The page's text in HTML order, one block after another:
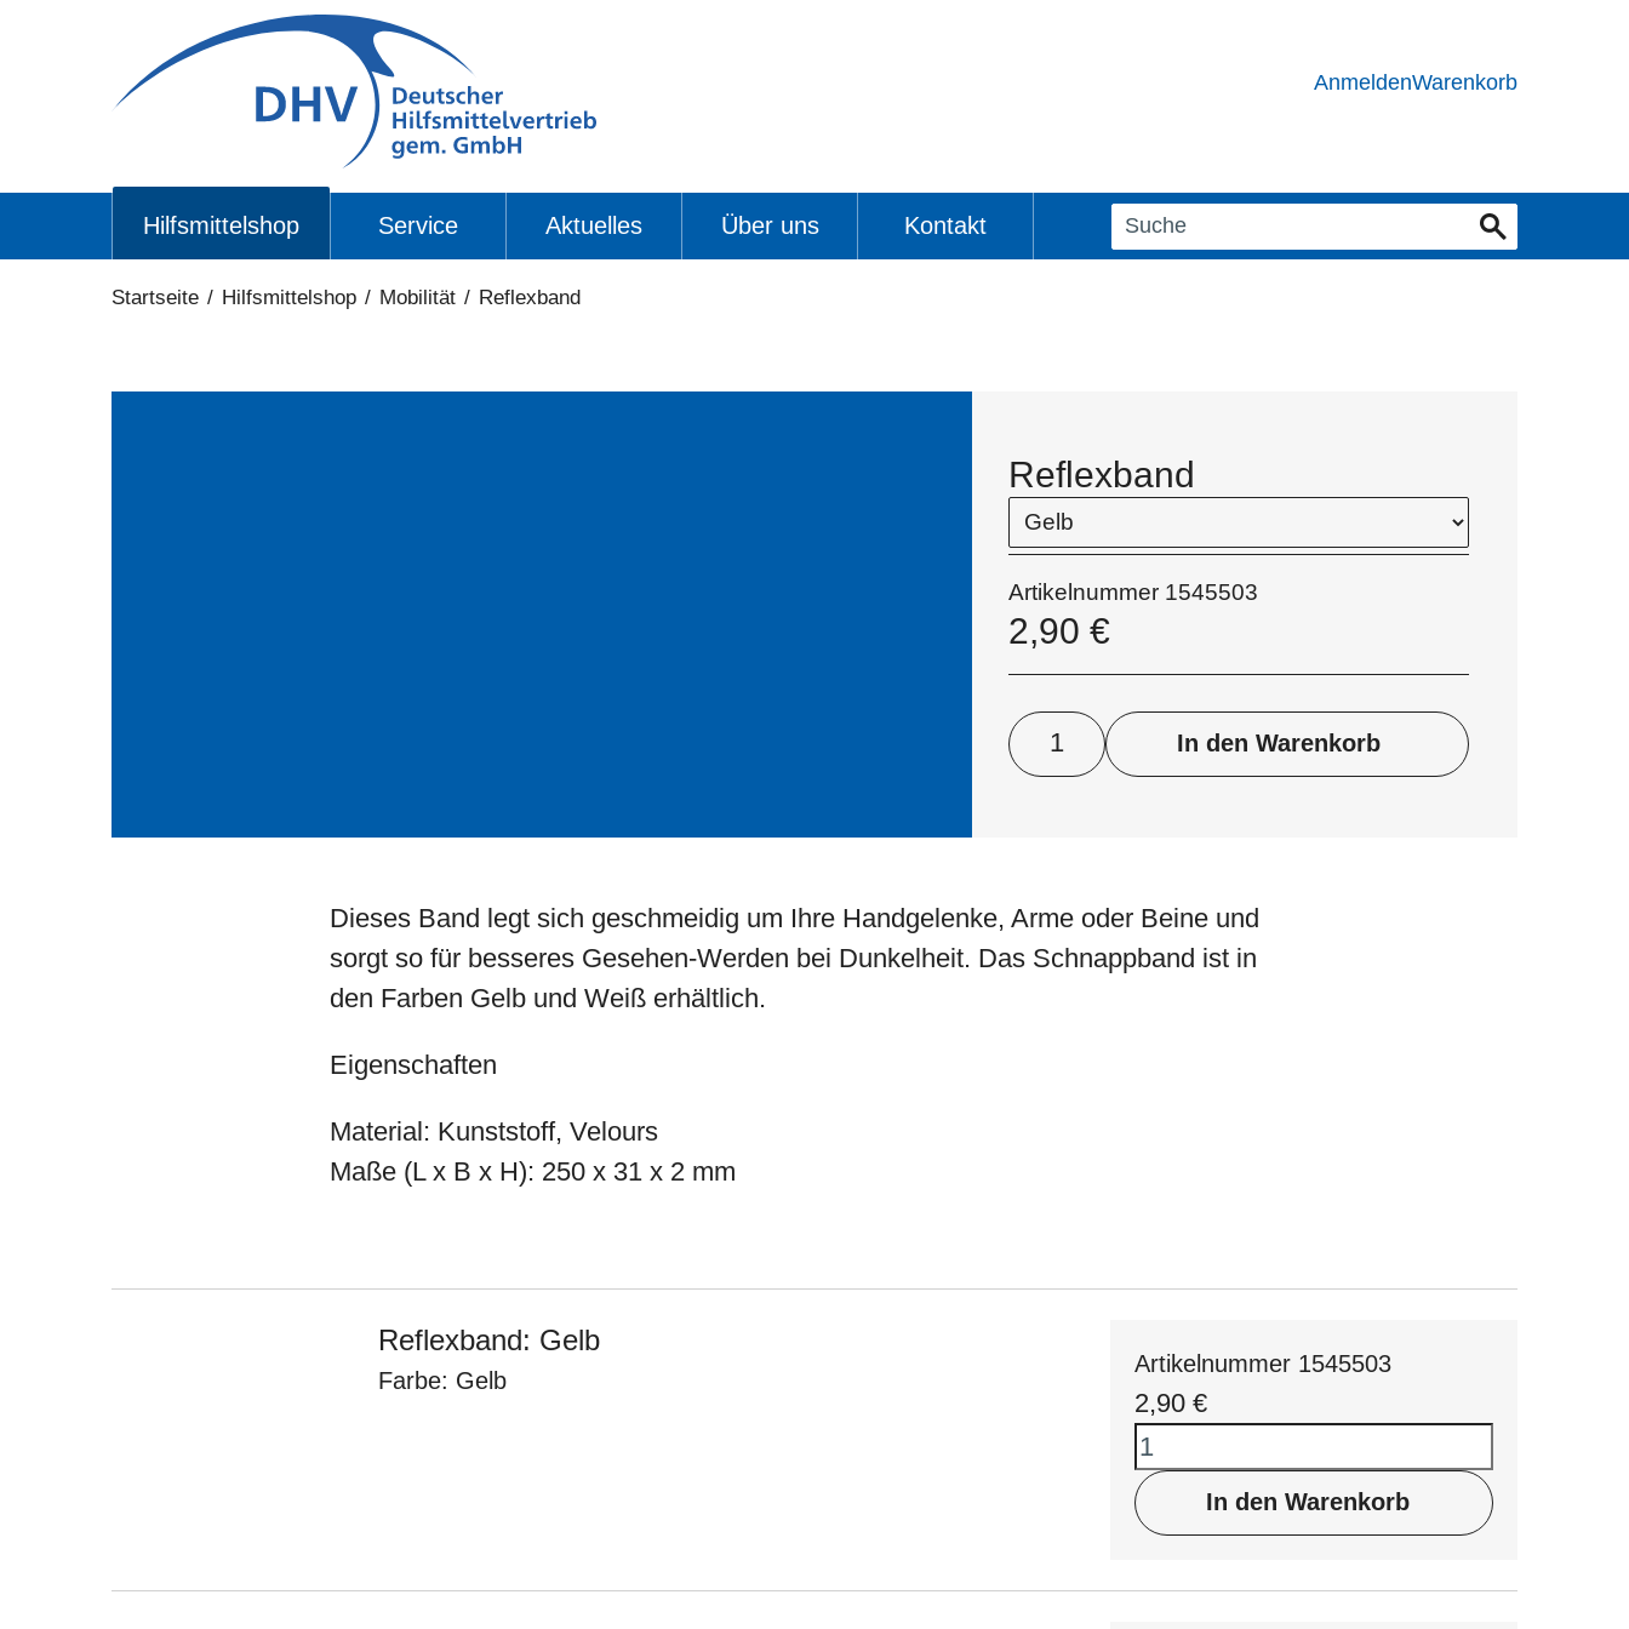
AnmeldenWarenkorb
Hilfsmittelshop Service Aktuelles Über uns Kontakt
Startseite / Hilfsmittelshop / Mobilität / Reflexband
Reflexband
Artikelnummer 1545503
2,90 €
In den Warenkorb
Dieses Band legt sich geschmeidig um Ihre Handgelenke, Arme oder Beine und
sorgt so für besseres Gesehen-Werden bei Dunkelheit. Das Schnappband ist in
den Farben Gelb und Weiß erhältlich.
Eigenschaften
Material: Kunststoff, Velours
Maße (L x B x H): 250 x 31 x 2 mm
Reflexband: Gelb
Farbe: Gelb
Artikelnummer 1545503
2,90 €
In den Warenkorb